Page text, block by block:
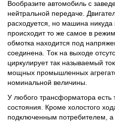
Вообразите автомобиль с
нейтральной передаче.
расходуется, но машина
происходит то же самое в
обмотка находится под
соединена. Ток на выходе
циркулирует так называемый
мощных промышленных
номинальной величины.
У любого трансформатора
состояния. Кроме холостого
подключенным потребителем,